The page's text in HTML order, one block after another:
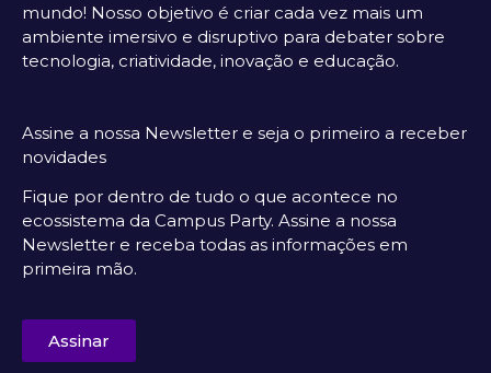
mundo! Nosso objetivo é criar cada vez mais um
ambiente imersivo e disruptivo para debater sobre
tecnologia, criatividade, inovação e educação.
Assine a nossa Newsletter e seja o primeiro a receber
novidades
Fique por dentro de tudo o que acontece no
ecossistema da Campus Party. Assine a nossa
Newsletter e receba todas as informações em
primeira mão.
Assinar